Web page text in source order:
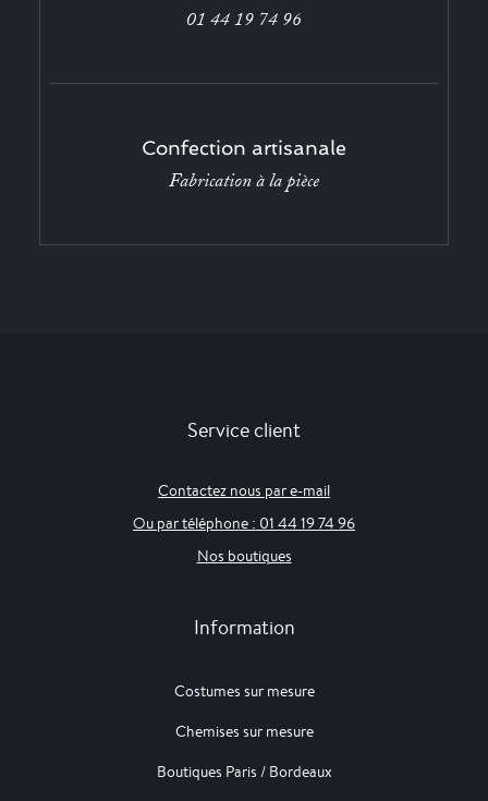
01 44 19 74 96
Confection artisanale
Fabrication à la pièce
Service client
Contactez nous par e-mail
Ou par téléphone : 01 44 19 74 96
Nos boutiques
Information
Costumes sur mesure
Chemises sur mesure
Boutiques Paris / Bordeaux